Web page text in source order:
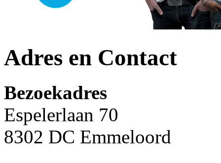
Adres en Contact
Bezoekadres
Espelerlaan 70
8302 DC Emmeloord